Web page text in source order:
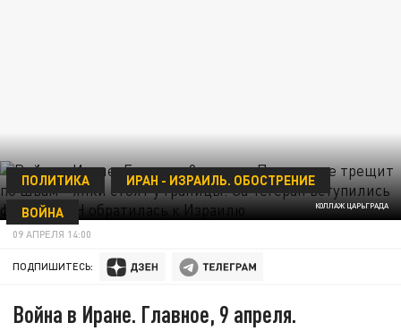
КОЛЛАЖ ЦАРЬГРАДА
ПОЛИТИКА
ИРАН - ИЗРАИЛЬ. ОБОСТРЕНИЕ
ВОЙНА
09 АПРЕЛЯ 14:00
ПОДПИШИТЕСЬ:
Война в Иране. Главное, 9 апреля.